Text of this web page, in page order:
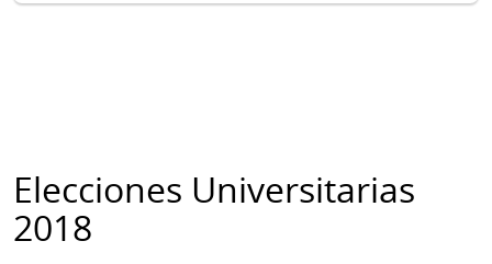
Elecciones Universitarias
2018